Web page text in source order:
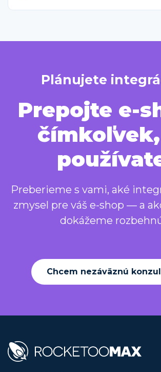
Plánujete
Prepojte e-
Preberieme s vami, aké
zmysel pre váš e-shop — a
dokážeme
Chcem nezáväznú